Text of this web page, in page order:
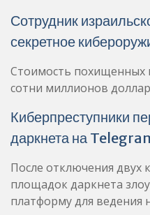
Сотрудник
секретное
Стоимость похищенных
сотни миллионов
Киберпреступники
даркнета на
После отключения двух
площадок даркнета
платформу для ведения